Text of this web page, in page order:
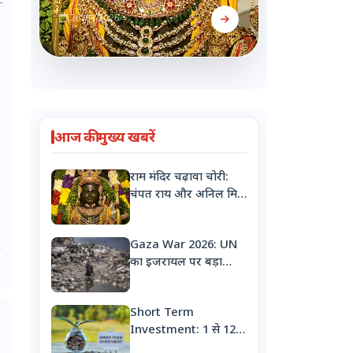
26 जून 2026
आज की मुख्य खबरें
राम मंदिर चढ़ावा चोरी:
चंपत राय और अनिल मिश्रा
का इस्तीफा
Gaza War 2026: UN
का इजरायल पर बड़ा
आरोप, 'गाजा में नरसंहार
जानबूझकर बना रहे
निशाना'
Short Term
Investment: 1 से 12
महीने के लिए करना है